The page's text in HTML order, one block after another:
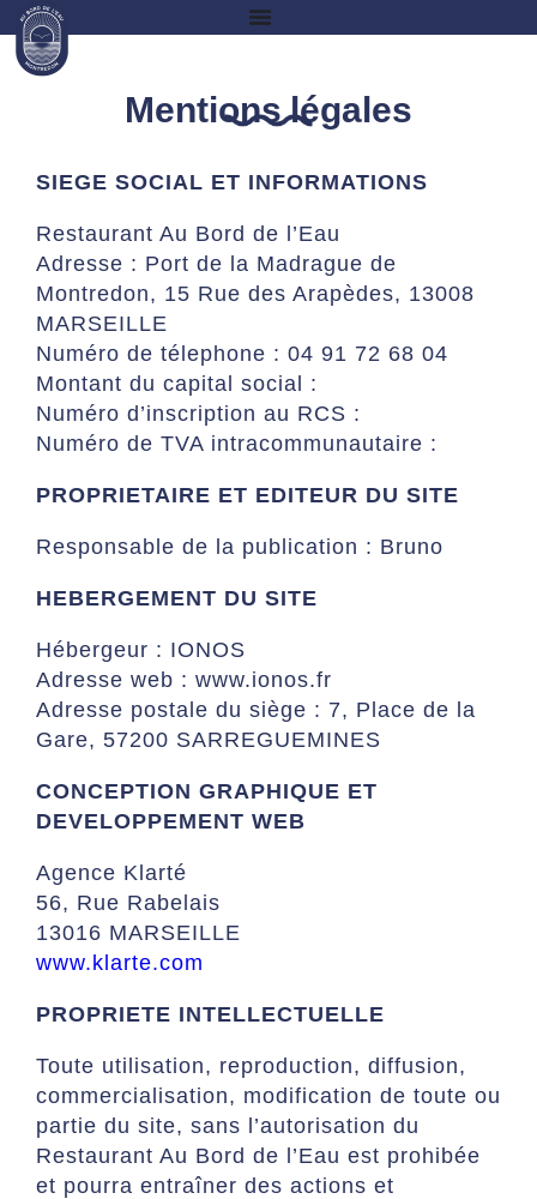
Mentions légales
SIEGE SOCIAL ET INFORMATIONS
Restaurant Au Bord de l’Eau
Adresse : Port de la Madrague de
Montredon, 15 Rue des Arapèdes, 13008
MARSEILLE
Numéro de télephone : 04 91 72 68 04
Montant du capital social :
Numéro d’inscription au RCS :
Numéro de TVA intracommunautaire :
PROPRIETAIRE ET EDITEUR DU SITE
Responsable de la publication : Bruno
HEBERGEMENT DU SITE
Hébergeur : IONOS
Adresse web : www.ionos.fr
Adresse postale du siège : 7, Place de la
Gare, 57200 SARREGUEMINES
CONCEPTION GRAPHIQUE ET
DEVELOPPEMENT WEB
Agence Klarté
56, Rue Rabelais
13016 MARSEILLE
www.klarte.com
PROPRIETE INTELLECTUELLE
Toute utilisation, reproduction, diffusion,
commercialisation, modification de toute ou
partie du site, sans l’autorisation du
Restaurant Au Bord de l’Eau est prohibée
et pourra entraîner des actions et